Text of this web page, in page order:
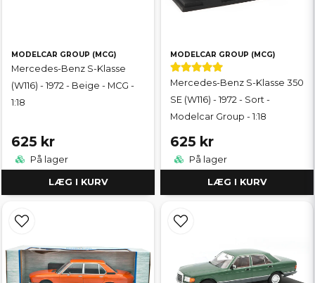
MODELCAR GROUP (MCG)
Mercedes-Benz S-Klasse
(W116) - 1972 - Beige - MCG -
1:18
625 kr
På lager
LÆG I KURV
MODELCAR GROUP (MCG)
Mercedes-Benz S-Klasse 350
SE (W116) - 1972 - Sort -
Modelcar Group - 1:18
625 kr
På lager
LÆG I KURV